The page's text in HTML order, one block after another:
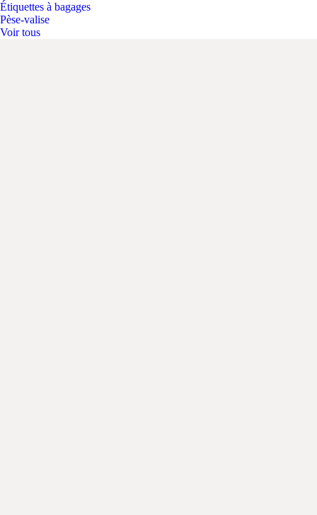
Étiquettes à bagages
Pèse-valise
Voir tous